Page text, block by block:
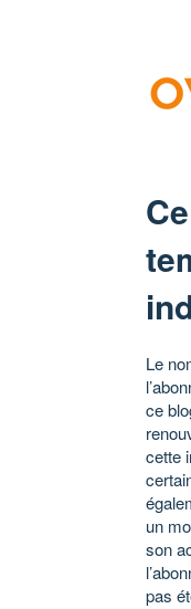
Le
ce
cette
un
son
pas